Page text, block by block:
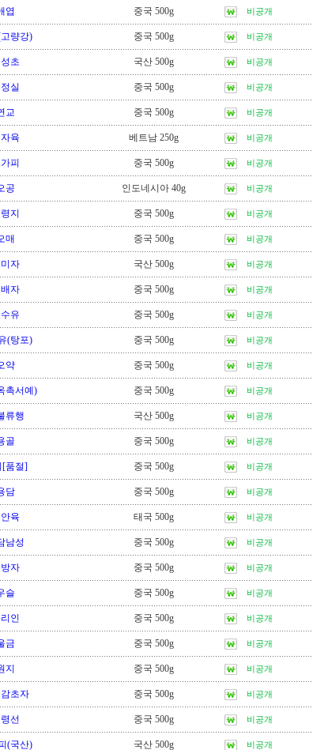
엽 중국 500g 비공개
량강) 중국 500g 비공개
초 국산 500g 비공개
실 중국 500g 비공개
교 중국 500g 비공개
육 베트남 250g 비공개
피 중국 500g 비공개
공 인도네시아 40g 비공개
지 중국 500g 비공개
매 중국 500g 비공개
자 국산 500g 비공개
자 중국 500g 비공개
유 중국 500g 비공개
(탕포) 중국 500g 비공개
약 중국 500g 비공개
촉서예) 중국 500g 비공개
류행 국산 500g 비공개
골 중국 500g 비공개
[품절] 중국 500g 비공개
담 중국 500g 비공개
육 태국 500g 비공개
남성 중국 500g 비공개
자 중국 500g 비공개
슬 중국 500g 비공개
인 중국 500g 비공개
금 중국 500g 비공개
지 중국 500g 비공개
초자 중국 500g 비공개
선 중국 500g 비공개
(국산) 국산 500g 비공개